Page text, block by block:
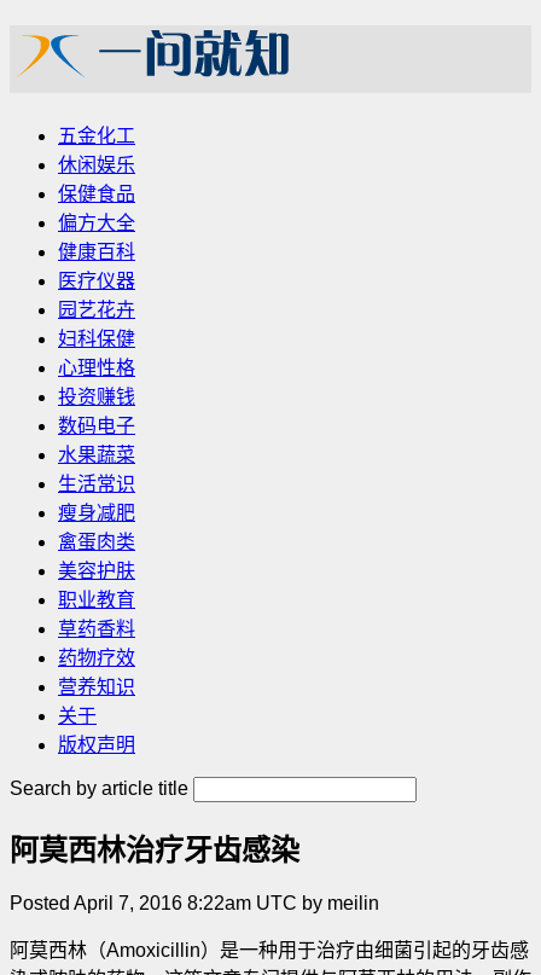
五金化工
休闲娱乐
保健食品
偏方大全
健康百科
医疗仪器
园艺花卉
妇科保健
心理性格
投资赚钱
数码电子
水果蔬菜
生活常识
瘦身减肥
禽蛋肉类
美容护肤
职业教育
草药香料
药物疗效
营养知识
关于
版权声明
Search by article title
阿莫西林治疗牙齿感染
Posted April 7, 2016 8:22am UTC by meilin
阿莫西林（Amoxicillin）是一种用于治疗由细菌引起的牙齿感